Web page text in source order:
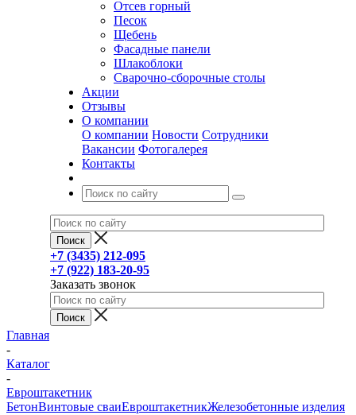
Отсев горный
Песок
Щебень
Фасадные панели
Шлакоблоки
Сварочно-сборочные столы
Акции
Отзывы
О компании
О компании Новости Сотрудники
Вакансии Фотогалерея
Контакты
+7 (3435) 212-095
+7 (922) 183-20-95
Заказать звонок
Главная
-
Каталог
-
Евроштакетник
БетонВинтовые сваиЕвроштакетникЖелезобетонные изделия